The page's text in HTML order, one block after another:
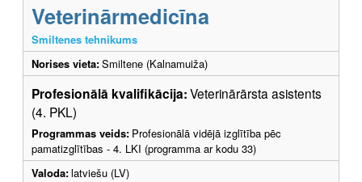
Veterinārmedicīna
Smiltenes tehnikums
Norises vieta:Smiltene (Kalnamuiža)
Profesionālā kvalifikācija:Veterinārārsta asistents
(4. PKL)
Programmas veids: Profesionālā vidējā izglītība pēc
pamatizglītības - 4. LKI (programma ar kodu 33)
Valoda:latviešu (LV)